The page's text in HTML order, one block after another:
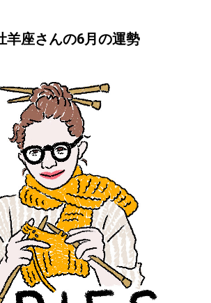
羊座さんの6月の運勢